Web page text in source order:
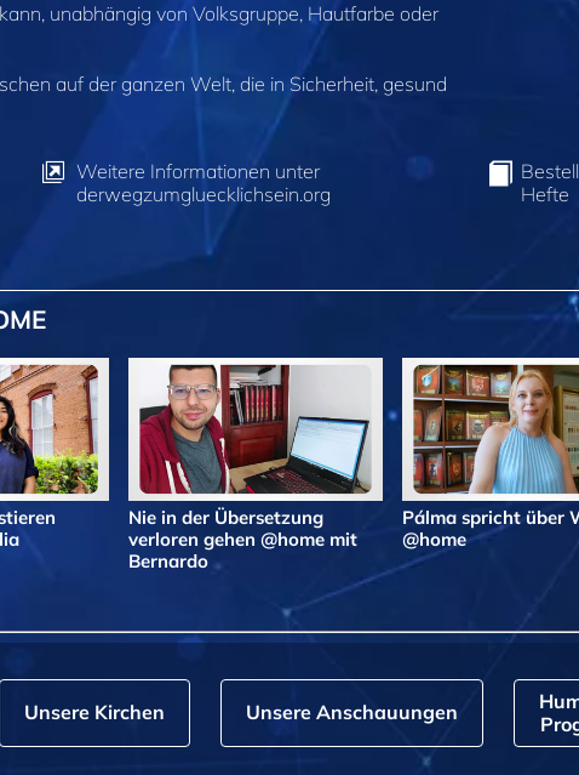
unabhängig von Volksgruppe, Hautfarbe oder
auf der ganzen Welt, die in Sicherheit, gesund
Weitere Informationen unter
derwegzumgluecklichsein.org
Hefte
Nie in der Übersetzung
verloren gehen @home mit
Bernardo
Pálma spricht über
@home
Unsere Kirchen Unsere Anschauungen